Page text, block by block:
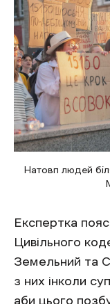
Натовп людей
Експертка
Цивільного
Земельний та
з них інколи
аби цього